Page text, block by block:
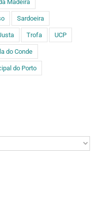
Madeira
Sardoeira
Trofa UCP
do Conde
do Porto